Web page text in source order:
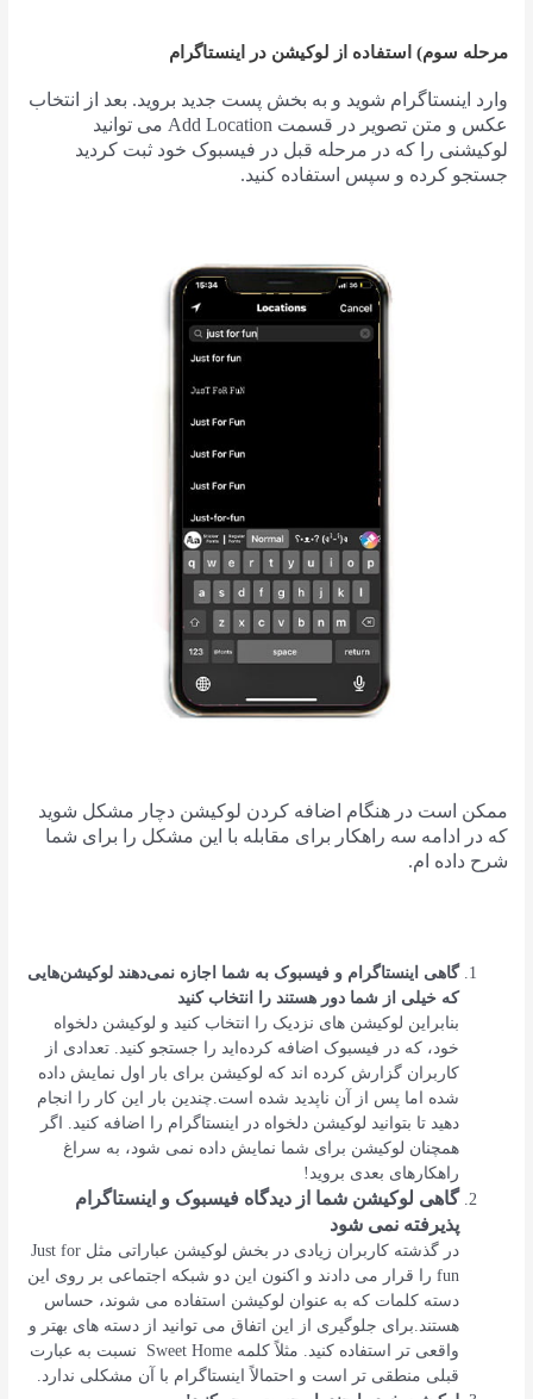
مرحله سوم) استفاده از لوکیشن در اینستاگرام
وارد اینستاگرام شوید و به بخش پست جدید بروید. بعد از انتخاب
عکس و متن تصویر در قسمت Add Location می توانید
لوکیشنی را که در مرحله قبل در فیسبوک خود ثبت کردید
جستجو کرده و سپس استفاده کنید.
ممکن است در هنگام اضافه کردن لوکیشن دچار مشکل شوید
که در ادامه سه راهکار برای مقابله با این مشکل را برای شما
شرح داده ام.
گاهی اینستاگرام و فیسبوک به شما اجازه نمی‌دهند لوکیشن‌هایی
که خیلی از شما دور هستند را انتخاب کنید
بنابراین لوکیشن‌ های نزدیک را انتخاب کنید و لوکیشن دلخواه
خود، که در فیسبوک اضافه کرده‌اید را جستجو کنید. تعدادی از
کاربران گزارش کرده‌ اند که لوکیشن برای بار اول نمایش داده
شده اما پس از آن ناپدید شده است.چندین بار این کار را انجام
دهید تا بتوانید لوکیشن دلخواه در اینستاگرام را اضافه کنید. اگر
همچنان لوکیشن برای شما نمایش داده نمی شود، به سراغ
راهکارهای بعدی بروید!
گاهی لوکیشن شما از دیدگاه فیسبوک و اینستاگرام
پذیرفته نمی شود
در گذشته کاربران زیادی در بخش لوکیشن عباراتی مثل Just for
fun را قرار می‌ دادند و اکنون این دو شبکه اجتماعی بر روی این
دسته کلمات که به عنوان لوکیشن استفاده می شوند، حساس
هستند.برای جلوگیری از این اتفاق می‌ توانید از دسته‌ های بهتر و
واقعی‌ تر استفاده کنید. مثلاً کلمه Sweet Home نسبت به عبارت
قبلی منطقی‌ تر است و احتمالاً اینستاگرام با آن مشکلی ندارد.